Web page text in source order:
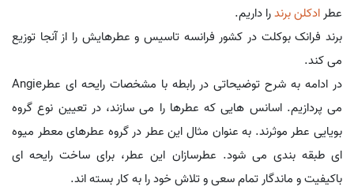
عطر ادکلن برندرا داریم.
برند فرانک بوکلت در کشور فرانسه تاسیس و عطرهایش را از آنجا توزیع
می کند.
در ادامه به شرح توضیحاتی در رابطه با مشخصات رایحه ای عطرAngie
می پردازیم. اسانس هایی که عطرها را می سازند، در تعیین نوع گروه
بویایی عطر موثرند. به عنوان مثال این عطر در گروه عطرهای معطر میوه
ای طبقه بندی می شود. عطرسازان این عطر، برای ساخت رایحه ای
باکیفیت و ماندگار تمام سعی و تلاش خود را به کار بسته اند.